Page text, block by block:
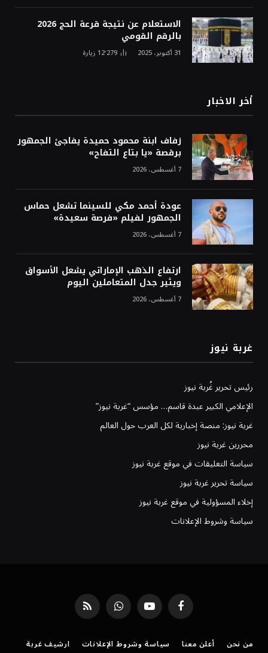
الاستعلام عن نتيجة قرعة الحج 2026
بالرقم القومي
31 أكتوبر، 2025 12٬279 زيارة
أخر الاخبار
زفاف ابنة محمود حميدة يفاجئ الجمهور
برقصة «يا بتاع التفاح»
7 أغسطس، 2026
عودة أحمد مكي للسينما تشعل حماس
الجمهور لفيلم «فرصة سعيدة»
7 أغسطس، 2026
ارتفاع الذهب الإماراتي يشعل الأسواق
ويثير جدل المتعاملين اليوم
7 أغسطس، 2026
غربة نيوز
رئيس تحرير غُربة نيوز
الإعلامي الكبير عبدة قاسم… مؤسس “غربة نيوز”
غربة نيوز: منصة إخبارية لكل العرب حول العالم
محررين غربة نيوز
سياسة التعليقات في موقع غربة نيوز
سياسة تحرير غربة نيوز
إخلاء المسؤولية في موقع غربة نيوز
سياسة وشروط الإعلانات
فيسبوك يوتيوب واتساب RSS
من نحن أعلن معنا سياسة وشروط الإعلانات ارشيف غربة